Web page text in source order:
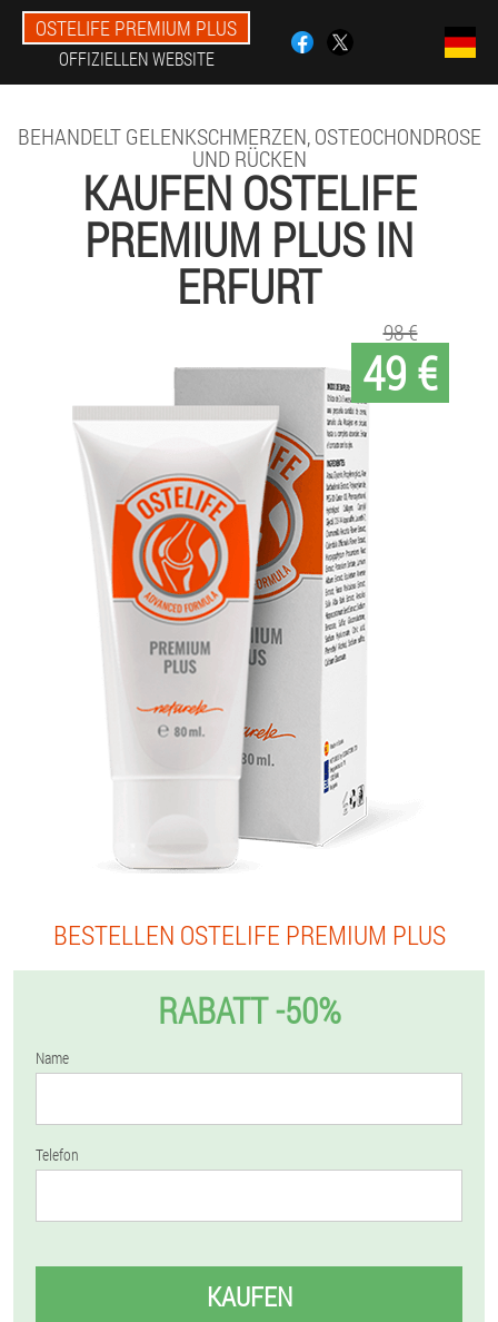
OSTELIFE PREMIUM PLUS
OFFIZIELLEN WEBSITE
BEHANDELT GELENKSCHMERZEN, OSTEOCHONDROSE
UND RÜCKEN
KAUFEN OSTELIFE
PREMIUM PLUS IN
ERFURT
49 €
98 €
BESTELLEN OSTELIFE PREMIUM PLUS
RABATT -50%
Name
Telefon
KAUFEN